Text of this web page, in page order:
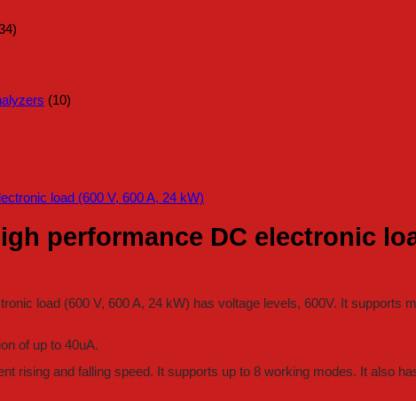
(10)
performance DC electronic
load (600 V, 600 A, 24 kW) has voltage levels, 600V. It supports
of up to 40uA.
rising and falling speed. It supports up to 8 working modes. It also